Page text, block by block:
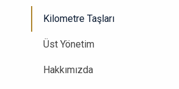
Kilometre Taşları
Üst Yönetim
Hakkımızda